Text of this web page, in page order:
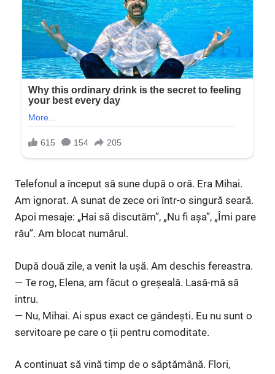
Telefonul a început să sune după o oră. Era Mihai.
Am ignorat. A sunat de zece ori într-o singură seară.
Apoi mesaje: „Hai să discutăm”, „Nu fi așa”, „Îmi pare
rău”. Am blocat numărul.
După două zile, a venit la ușă. Am deschis fereastra.
— Te rog, Elena, am făcut o greșeală. Lasă-mă să
intru.
— Nu, Mihai. Ai spus exact ce gândești. Eu nu sunt o
servitoare pe care o ții pentru comoditate.
A continuat să vină timp de o săptămână. Flori,